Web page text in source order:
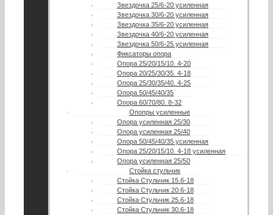
Звездочка 25/6-20 усиленная
Звездочка 30/6-20 усиленная
Звездочка 35/6-20 усиленная
Звездочка 40/6-20 усиленная
Звездочка 50/6-25 усиленная
Фиксаторы опора
Опора 25/20/15/10. 4-20
Опора 20/25/30/35. 4-18
Опора 25/30/35/40. 4-25
Опора 50/45/40/35
Опора 60/70/80. 8-32
Опопры усиленные
Опора усиленная 25/30
Опора усиленная 25/40
Опора 50/45/40/35 усиленная
Опора 25/20/15/10. 4-18 усиленная
Опора усиленная 25/50
Стойка стульчик
Стойка Стульчик 15.6-18
Стойка Стульчик 20.6-18
Стойка Стульчик 25.6-18
Стойка Стульчик 30.6-18